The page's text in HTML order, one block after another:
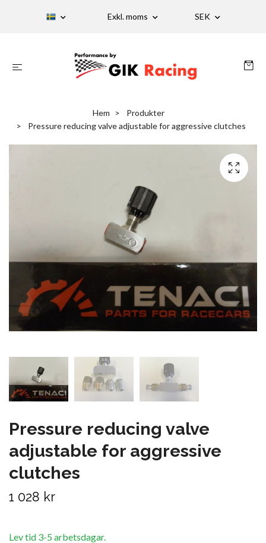
Exkl. moms SEK
Hem
Produkter
Pressure reducing valve adjustable for aggressive clutches
Pressure reducing valve
adjustable for aggressive
clutches
1 028 kr
Lev tid 3-5 arbetsdagar.